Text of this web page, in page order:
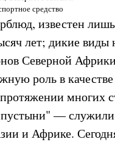
средство
известен
лет; дикие виды
Северной
роль в
многих
—
и Африке.